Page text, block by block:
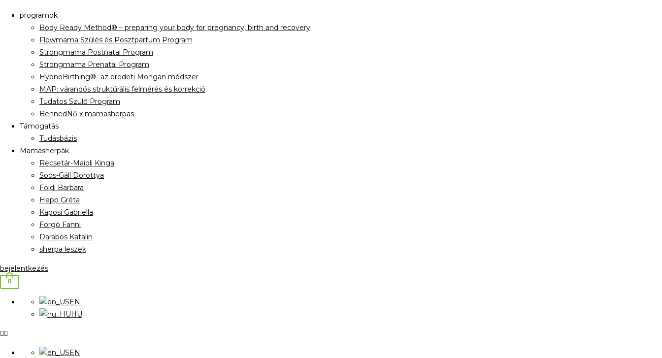
programok
Body Ready Method® – preparing your body for pregnancy, birth and recovery
Flowmama Szülés és Posztpartum Program
Strongmama Postnatal Program
Strongmama Prenatal Program
HypnoBirthing®- az eredeti Mongan módszer
MAP: várandós struktúrális felmérés és korrekció
Tudatos Szülő Program
BennedNő x mamasherpas
Támogatás
Tudásbázis
Mamasherpák
Recsetár-Maioli Kinga
Soós-Gáll Dorottya
Földi Barbara
Hepp Gréta
Kaposi Gabriella
Forgó Fanni
Darabos Katalin
sherpa leszek
bejelentkezés
0
EN
HU
EN